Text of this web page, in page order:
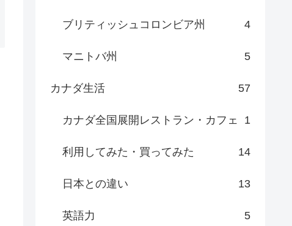
ブリティッシュコロンビア州 4
マニトバ州 5
カナダ生活 57
カナダ全国展開レストラン・カフェ 1
利用してみた・買ってみた 14
日本との違い 13
英語力 5